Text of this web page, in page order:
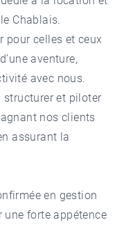
Chablais.
pour celles et ceux
aventure,
avec nous.
structurer et piloter
nos clients
assurant la
en gestion
une forte appétence